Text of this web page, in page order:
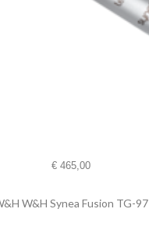
€ 465,00
W&H Synea Fusion TG-97